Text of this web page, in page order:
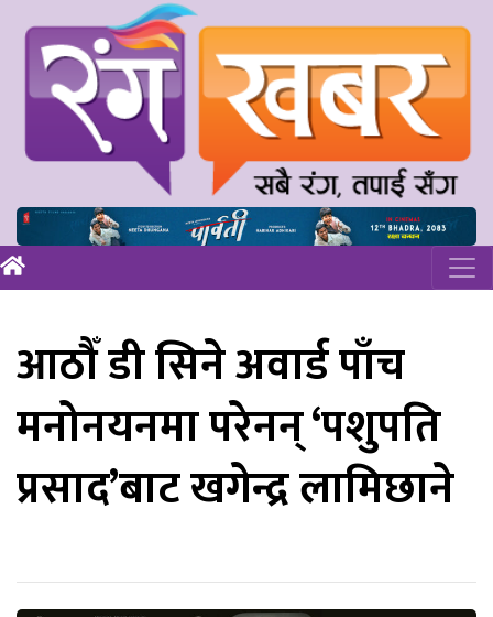
आठौँ डी सिने अवार्ड पाँच
मनोनयनमा परेनन् ‘पशुपति
प्रसाद’बाट खगेन्द्र लामिछाने